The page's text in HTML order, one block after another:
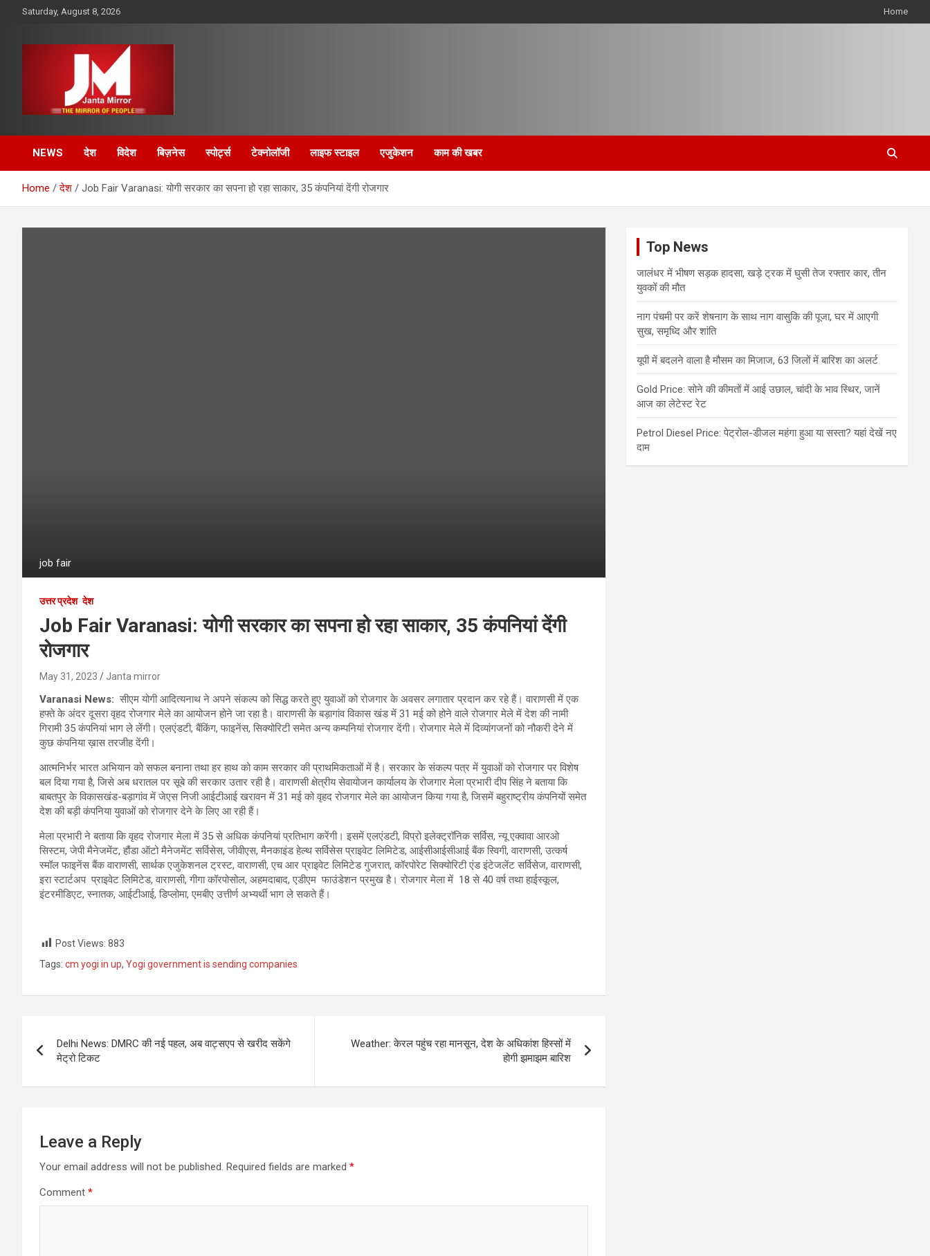
Saturday, August 8, 2026 Home
Janta Mirror
NEWS देश विदेश बिज़नेस स्पोर्ट्स टेक्नोलॉजी लाइफ स्टाइल एजुकेशन काम की खबर
Home देश Job Fair Varanasi: योगी सरकार का सपना हो रहा साकार, 35 कंपनियां देंगी रोजगार
job fair
उत्तर प्रदेश देश
Job Fair Varanasi: योगी सरकार का सपना हो रहा साकार, 35 कंपनियां देंगी
रोजगार
May 31, 2023 Janta mirror
Varanasi News: सीएम योगी आदित्यनाथ ने अपने संकल्प को सिद्ध करते हुए युवाओं को रोजगार के अवसर लगातार प्रदान कर रहे हैं। वाराणसी में एक
हफ्ते के अंदर दूसरा वृहद रोजगार मेले का आयोजन होने जा रहा है। वाराणसी के बड़ागांव विकास खंड में 31 मई को होने वाले रोजगार मेले में देश की नामी
गिरामी 35 कंपनियां भाग ले लेंगी। एलएंडटी, बैंकिंग, फाइनेंस, सिक्योरिटी समेत अन्य कम्पनियां रोजगार देंगी। रोजगार मेले में दिव्यांगजनों को नौकरी देने में
कुछ कंपनिया ख़ास तरजीह देंगी।
आत्मनिर्भर भारत अभियान को सफल बनाना तथा हर हाथ को काम सरकार की प्राथमिकताओं में है। सरकार के संकल्प पत्र में युवाओं को रोजगार पर विशेष
बल दिया गया है, जिसे अब धरातल पर सूबे की सरकार उतार रही है। वाराणसी क्षेत्रीय सेवायोजन कार्यालय के रोजगार मेला प्रभारी दीप सिंह ने बताया कि
बाबतपुर के विकासखंड-बड़ागांव में जेएस निजी आईटीआई खरावन में 31 मई को वृहद रोजगार मेले का आयोजन किया गया है, जिसमें बहुराष्ट्रीय कंपनियों समेत
देश की बड़ी कंपनिया युवाओं को रोजगार देने के लिए आ रही हैं।
मेला प्रभारी ने बताया कि वृहद रोजगार मेला में 35 से अधिक कंपनियां प्रतिभाग करेंगी। इसमें एलएंडटी, विप्रो इलेक्ट्रॉनिक सर्विस, न्यू एक्वावा आरओ
सिस्टम, जेपी मैनेजमेंट, हौंडा ऑटो मैनेजमेंट सर्विसेस, जीवीएस, मैनकाइंड हेल्थ सर्विसेस प्राइवेट लिमिटेड, आईसीआईसीआई बैंक स्विगी, वाराणसी, उत्कर्ष
स्मॉल फाइनेंस बैंक वाराणसी, सार्थक एजुकेशनल ट्रस्ट, वाराणसी, एच आर प्राइवेट लिमिटेड गुजरात, कॉरपोरेट सिक्योरिटी एंड इंटेजलेंट सर्विसेज, वाराणसी,
इरा स्टार्टअप प्राइवेट लिमिटेड, वाराणसी, गीगा कॉरपोसोल, अहमदाबाद, एडीएम फाउंडेशन प्रमुख है। रोजगार मेला में 18 से 40 वर्ष तथा हाईस्कूल,
इंटरमीडिएट, स्नातक, आईटीआई, डिप्लोमा, एमबीए उत्तीर्ण अभ्यर्थी भाग ले सकते हैं।
Post Views: 883
Tags: cm yogi in up, Yogi government is sending companies
navigation
Delhi News: DMRC की नई पहल, अब वाट्सएप से खरीद सकेंगे
मेट्रो टिकट
Weather: केरल पहुंच रहा मानसून, देश के अधिकांश हिस्सों में
होगी झमाझम बारिश
Leave a Reply
Your email address will not be published. Required fields are marked *
Comment *
Top News
जालंधर में भीषण सड़क हादसा, खड़े ट्रक में घुसी तेज रफ्तार कार, तीन
युवकों की मौत
नाग पंचमी पर करें शेषनाग के साथ नाग वासुकि की पूजा, घर में आएगी
सुख, समृध्दि और शांति
यूपी में बदलने वाला है मौसम का मिजाज, 63 जिलों में बारिश का अलर्ट
Gold Price: सोने की कीमतों में आई उछाल, चांदी के भाव स्थिर, जानें
आज का लेटेस्ट रेट
Petrol Diesel Price: पेट्रोल-डीजल महंगा हुआ या सस्ता? यहां देखें नए
दाम